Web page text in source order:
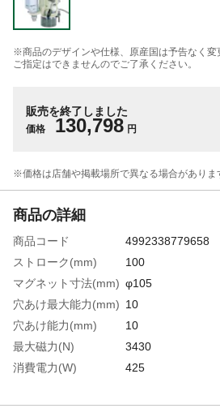
※商品のデザインや仕様、原産国は予告なく変
ご指定はできませんのでご了承ください。
販売を終了しました
価格 130,798 円
※価格は​店舗や​掲載場所で​異なる​場合が​ありま
商品の詳細
商品コード
4992338779658
ストローク(mm)
100
マグネット寸法(mm) φ105
穴あけ最大能力(mm) 10
穴あけ能力(mm)
10
最大磁力(N)
3430
消費電力(W)
425
電源(V)
単相100